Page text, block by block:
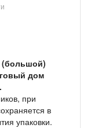
(большой)
дом
при
в
упаковки.